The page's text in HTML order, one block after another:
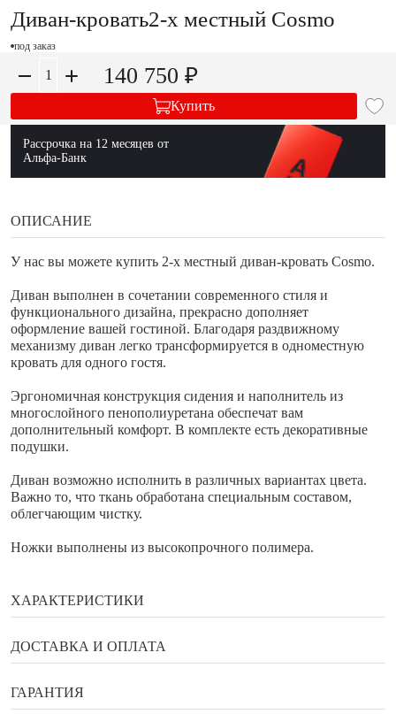
Диван-кровать2-х местный Cosmo
под заказ
140 750 ₽
Купить
Рассрочка на 12 месяцев от
Альфа-Банк
ОПИСАНИЕ
У нас вы можете купить 2-х местный диван-кровать Cosmo.
Диван выполнен в сочетании современного стиля и
функционального дизайна, прекрасно дополняет
оформление вашей гостиной. Благодаря раздвижному
механизму диван легко трансформируется в одноместную
кровать для одного гостя.
Эргономичная конструкция сидения и наполнитель из
многослойного пенополиуретана обеспечат вам
дополнительный комфорт. В комплекте есть декоративные
подушки.
Диван возможно исполнить в различных вариантах цвета.
Важно то, что ткань обработана специальным составом,
облегчающим чистку.
Ножки выполнены из высокопрочного полимера.
ХАРАКТЕРИСТИКИ
Бренд
ДОСТАВКА И ОПЛАТА
Способы оплаты
ГАРАНТИЯ